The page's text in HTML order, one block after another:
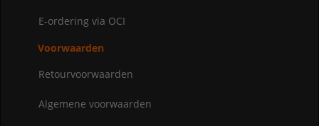
E-ordering via OCI
Voorwaarden
Retourvoorwaarden
Algemene voorwaarden